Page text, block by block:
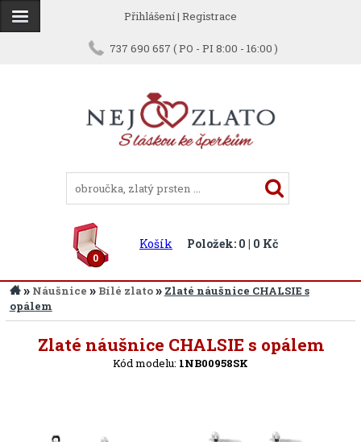
Přihlášení| Registrace
737 690 657 ( PO - PI 8:00 - 16:00 )
0
Košík Položek: 0 | 0 Kč
» Náušnice » Bílé zlato» Zlaté náušnice CHALSIE s
opálem
Zlaté náušnice CHALSIE s opálem
Kód modelu: 1NB00958SK
Zpět